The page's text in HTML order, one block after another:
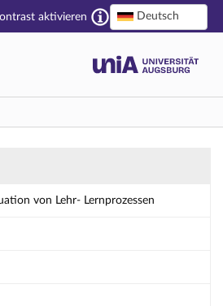
aktivieren Deutsch
- Details
von Lehr- Lernprozessen